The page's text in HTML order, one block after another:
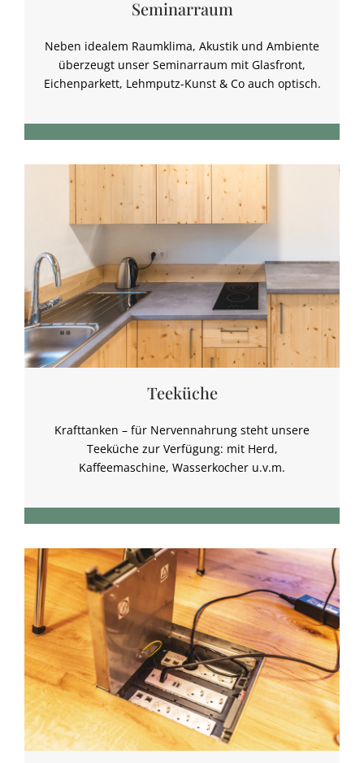
Seminarraum
Neben idealem Raumklima, Akustik und Ambiente
überzeugt unser Seminarraum mit Glasfront,
Eichenparkett, Lehmputz-Kunst & Co auch optisch.
Teeküche
Krafttanken – für Nervennahrung steht unsere
Teeküche zur Verfügung: mit Herd,
Kaffeemaschine, Wasserkocher u.v.m.